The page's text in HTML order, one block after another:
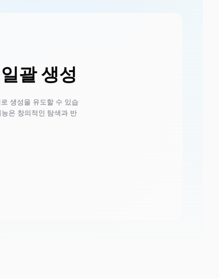
괄 생성
생성을 유도할 수 있습
은 창의적인 탐색과 반